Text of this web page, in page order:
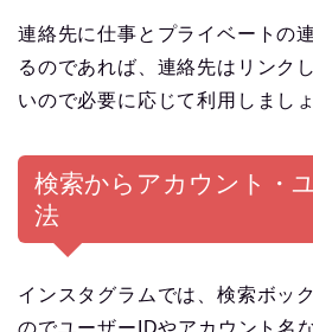
連絡先に仕事とプライベートの
るのであれば、連絡先はリンク
いので必要に応じて利用しましょ
検索からアカウント・
法
インスタグラムでは、検索ボッ
のでユーザーIDやアカウント名